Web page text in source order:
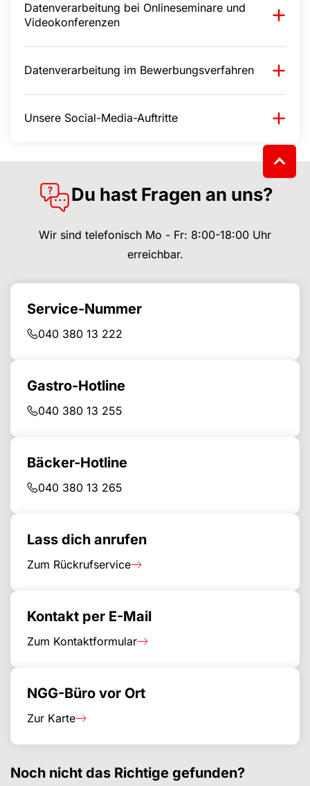
Datenverarbeitung bei Onlineseminare und
Videokonferenzen
Datenverarbeitung im Bewerbungsverfahren
Unsere Social-Media-Auftritte
Du hast Fragen an uns?
Wir sind telefonisch Mo - Fr: 8:00-18:00 Uhr
erreichbar.
Service-Nummer
040 380 13 222
Gastro-Hotline
040 380 13 255
Bäcker-Hotline
040 380 13 265
Lass dich anrufen
Zum Rückrufservice
Kontakt per E-Mail
Zum Kontaktformular
NGG-Büro vor Ort
Zur Karte
Noch nicht das Richtige gefunden?